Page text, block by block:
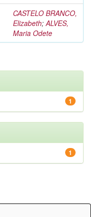
CASTELO BRANCO,
Elizabeth;ALVES,
Maria Odete
1
1